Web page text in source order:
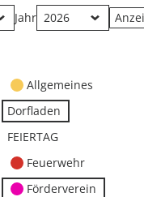
Jahr
Allgemeines
Dorfladen
FEIERTAG
Feuerwehr
Förderverein